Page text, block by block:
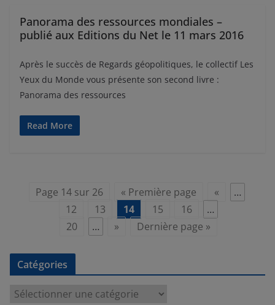
Panorama des ressources mondiales –
publié aux Editions du Net le 11 mars 2016
Après le succès de Regards géopolitiques, le collectif Les
Yeux du Monde vous présente son second livre :
Panorama des ressources
Read More
Page 14 sur 26 « Première page «
…
12
13 14 15 16
…
20
… » Dernière page »
Catégories